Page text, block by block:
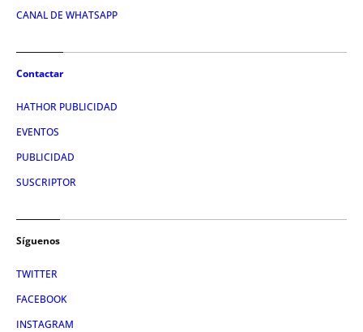
CANAL DE WHATSAPP
Contactar
HATHOR PUBLICIDAD
EVENTOS
PUBLICIDAD
SUSCRIPTOR
Síguenos
TWITTER
FACEBOOK
INSTAGRAM